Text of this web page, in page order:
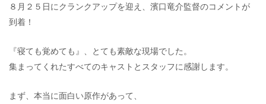
８月２５日にクランクアップを迎え、濱口竜介監督のコメントが
到着！
『寝ても覚めても』、とても素敵な現場でした。
集まってくれたすべてのキャストとスタッフに感謝します。
まず、本当に面白い原作があって、